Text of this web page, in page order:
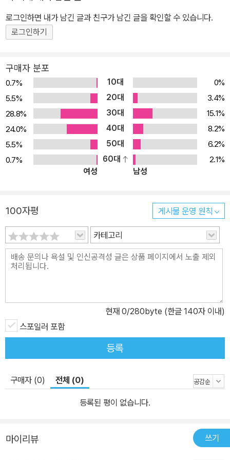
즈의 세 번째 작품 《후 항설백물어》로 제130회 나오키상을, 2011년
동 시리즈 다섯 번째 작품 《서항설백물어》로 제24회 시바타렌자부
마사와 ‘주식회사 오사와 오피스’를 설립하여 공동 사무실을 쓰며 세
작가의 이름을 딴 홈페이지 ‘다이쿄쿠구(大極宮)’를 함께 운영하고
있다.
로그인하면 내가 남긴 글과 친구가 남긴 글을 확인할 수 있습니다.
로그인하기
구매자 분포
0.7% 10대
0%
5.5%
20대
3.4%
28.8%
30대
15.1%
24.0%
40대
8.2%
5.5%
50대
6.2%
0.7%
60대
2.1%
여성
남성
100자평 게시물 운영 원칙
카테고리
현재 0/280byte (한글 140자 이내)
스포일러 포함
등록
구매자 (0) 전체 (0)
등록된 평이 없습니다.
마이리뷰 쓰기